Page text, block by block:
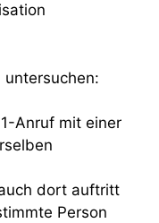
untersuchen:
Anruf mit einer
dort auftritt
Person